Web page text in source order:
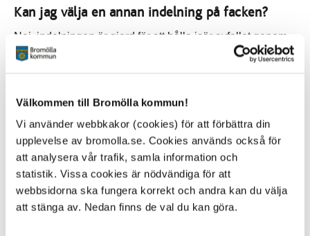
Välkommen till Bromölla kommun!
Vi använder webbkakor (cookies) för att förbättra din
upplevelse av bromolla.se. Cookies används också för
att analysera vår trafik, samla information och
statistik. Vissa cookies är nödvändiga för att
webbsidorna ska fungera korrekt och andra kan du välja
att stänga av. Nedan finns de val du kan göra.
Kan jag välja en annan indelning på facken?
Nej, indelningen är gjord för att hålla isär avfallet genom
hela återvinningskedjan. När fyrfackskärlet töms har
lastbilen separata fack för alla avfallstyper. På
Varför kan inte plast- och pappersförpackningar
ligga i kärl 1?
Varje kärl innehåller två större fack och två mindre fack. I
de stora facken finns restavfall, matavfall,
pappersförpackningar och plastförpackningar som tar